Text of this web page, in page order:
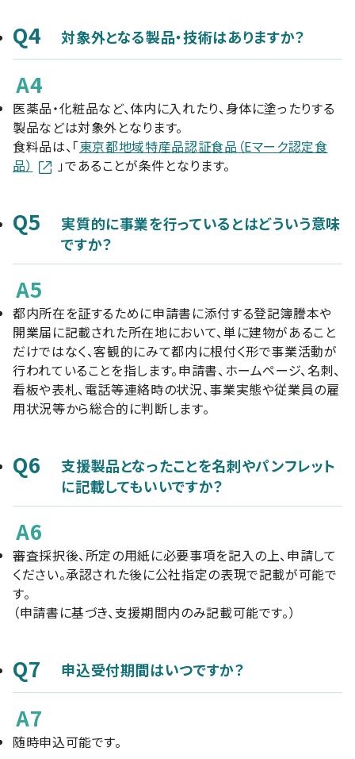
Q4 対象外となる製品・技術はありますか？
A4
医薬品・化粧品など、体内に入れたり、身体に塗ったりする
製品などは対象外となります。
食料品は、「東京都地域特産品認証食品（Eマーク認定食
品）
」であることが条件となります。
Q5
実質的に事業を行っているとはどういう意味
ですか？
A5
都内所在を証するために申請書に添付する登記簿謄本や
開業届に記載された所在地において、単に建物があること
だけではなく、客観的にみて都内に根付く形で事業活動が
行われていることを指します。申請書、ホームページ、名刺、
看板や表札、電話等連絡時の状況、事業実態や従業員の雇
用状況等から総合的に判断します。
Q6
支援製品となったことを名刺やパンフレット
に記載してもいいですか？
A6
審査採択後、所定の用紙に必要事項を記入の上、申請して
ください。承認された後に公社指定の表現で記載が可能で
す。
（申請書に基づき、支援期間内のみ記載可能です。）
Q7 申込受付期間はいつですか？
A7
随時申込可能です。